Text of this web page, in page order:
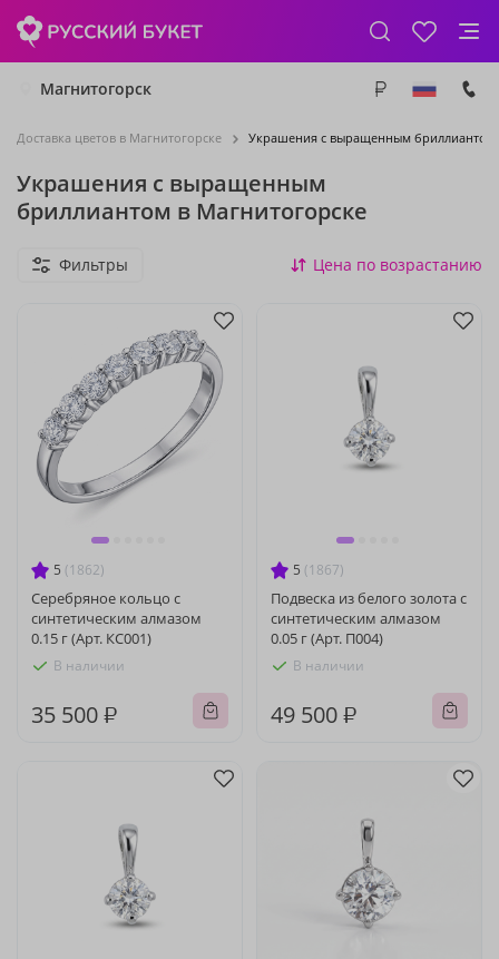
Магнитогорск
Доставка цветов в Магнитогорске Украшения с выращенным бриллиантом
Украшения с выращенным
бриллиантом в Магнитогорске
Фильтры Цена по возрастанию
5 (1862)
Серебряное кольцо с
синтетическим алмазом
0.15 г (Арт. КС001)
В наличии
35 500 ₽
5 (1867)
Подвеска из белого золота с
синтетическим алмазом
0.05 г (Арт. П004)
В наличии
49 500 ₽